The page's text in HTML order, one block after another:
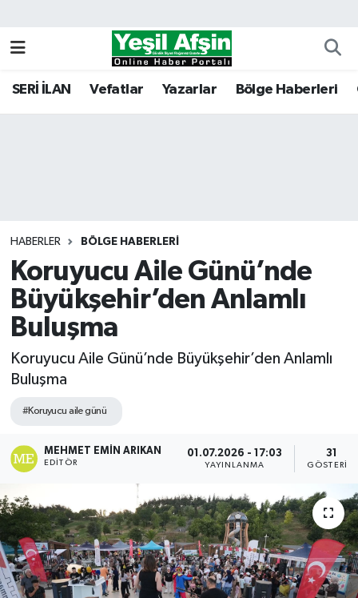
SERİ İLAN Vefatlar Yazarlar Bölge Haberleri
HABERLER BÖLGE HABERLERI
Koruyucu Aile Günü’nde
Büyükşehir’den Anlamlı
Buluşma
Koruyucu Aile Günü’nde Büyükşehir’den Anlamlı
Buluşma
#Koruyucu aile günü
MEHMET EMIN ARIKAN
EDITÖR
01.07.2026 - 17:03
YAYINLANMA
31
GÖSTERIM
Kahramanmaraş Nöbetçi Eczaneler
Tüm Manşetler
Son Dakika Haberleri